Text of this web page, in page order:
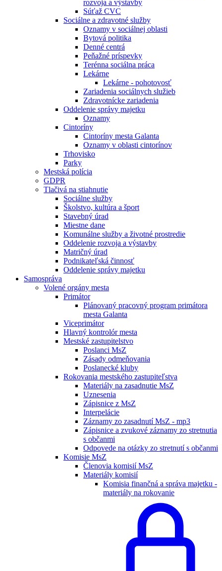
rozvoja a výstavby
Súťaž CVC
Sociálne a zdravotné služby
Oznamy v sociálnej oblasti
Bytová politika
Denné centrá
Peňažné príspevky
Terénna sociálna práca
Lekárne
Lekárne - pohotovosť
Zariadenia sociálnych služieb
Zdravotnícke zariadenia
Oddelenie správy majetku
Oznamy
Cintoríny
Cintoríny mesta Galanta
Oznamy v oblasti cintorínov
Trhovisko
Parky
Mestská polícia
GDPR
Tlačivá na stiahnutie
Sociálne služby
Školstvo, kultúra a šport
Stavebný úrad
Miestne dane
Komunálne služby a životné prostredie
Oddelenie rozvoja a výstavby
Matričný úrad
Podnikateľská činnosť
Oddelenie správy majetku
Samospráva
Volené orgány mesta
Primátor
Plánovaný pracovný program primátora
mesta Galanta
Viceprimátor
Hlavný kontrolór mesta
Mestské zastupitelstvo
Poslanci MsZ
Zásady odmeňovania
Poslanecké kluby
Rokovania mestského zastupiteľstva
Materiály na zasadnutie MsZ
Uznesenia
Zápisnice z MsZ
Interpelácie
Záznamy zo zasadnutí MsZ - mp3
Zápisnice a zvukové záznamy zo stretnutia
s občanmi
Odpovede na otázky zo stretnutí s občanmi
Komisie MsZ
Členovia komisií MsZ
Materiály komisií
Komisia finančná a správa majetku -
materiály na rokovanie